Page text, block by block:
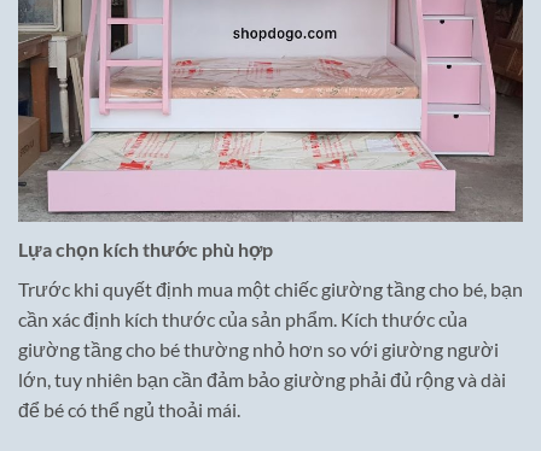
Lựa chọn kích thước phù hợp
Trước khi quyết định mua một chiếc giường tầng cho bé, bạn
cần xác định kích thước của sản phẩm. Kích thước của
giường tầng cho bé thường nhỏ hơn so với giường người
lớn, tuy nhiên bạn cần đảm bảo giường phải đủ rộng và dài
để bé có thể ngủ thoải mái.